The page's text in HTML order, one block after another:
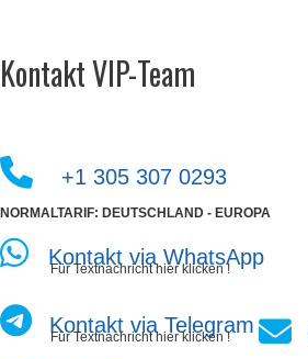
Kontakt VIP-Team
+1 305 307 0293
NORMALTARIF: DEUTSCHLAND - EUROPA
Kontakt via WhatsApp
Für Textnachricht hier klicken !
Kontakt via Telegram
Für Textnachricht hier klicken !